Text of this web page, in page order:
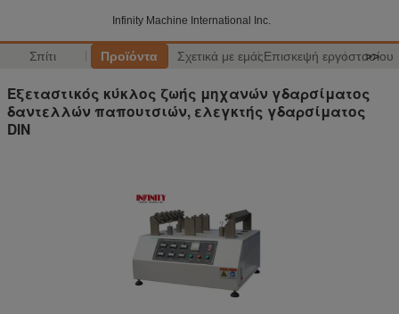
Infinity Machine International Inc.
Σπίτι Προϊόντα Σχετικά με εμάςΕπισκεψή εργοστασίου
>>
Εξεταστικός κύκλος ζωής μηχανών γδαρσίματος
δαντελλών παπουτσιών, ελεγκτής γδαρσίματος
DIN